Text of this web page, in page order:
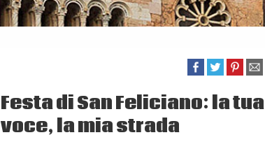
Festa di San Feliciano: la tua
voce, la mia strada